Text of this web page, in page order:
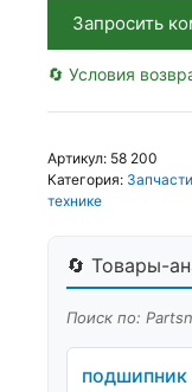
Запросить
🔄 Условия
Артикул: 58 200
Категория:
технике
🔄 Товары-
Поиск по:
подшипник